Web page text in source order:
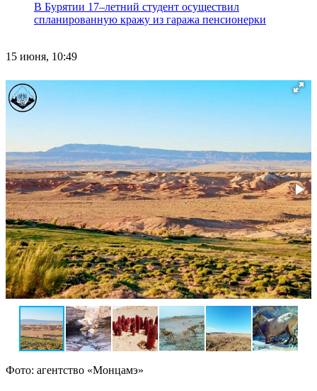
В Бурятии 17–летний студент осуществил
спланированную кражу из гаража пенсионерки
15 июня, 10:49
Фото: агентство «Монцамэ»